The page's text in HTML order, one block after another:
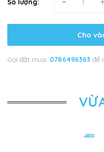
Số lượng:
Cho
Gọi đặt mua: 0786496363 để